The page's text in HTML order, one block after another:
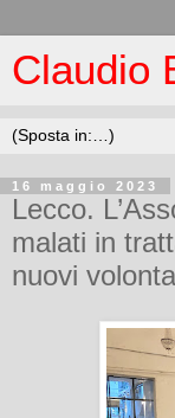
Claudio
16 maggio 2023
Lecco.
malati in
nuovi